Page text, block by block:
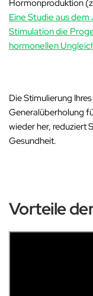
Hormonproduktion
Eine Studie aus
Stimulation die
hormonellen
Die Stimulierung
Generalüberholung
wieder her, reduziert
Gesundheit.
Vorteile